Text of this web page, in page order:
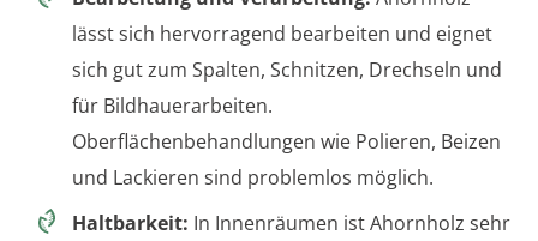
lässt sich hervorragend bearbeiten und eignet
sich gut zum Spalten, Schnitzen, Drechseln und
für Bildhauerarbeiten.
Oberflächenbehandlungen wie Polieren, Beizen
und Lackieren sind problemlos möglich.
Haltbarkeit: In Innenräumen ist Ahornholz sehr